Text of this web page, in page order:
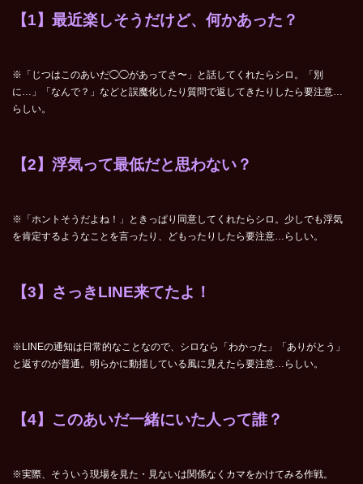
【1】最近楽しそうだけど、何かあった？
※「じつはこのあいだ◯◯があってさ〜」と話してくれたらシロ。「別
に…」「なんで？」などと誤魔化したり質問で返してきたりしたら要注意…
らしい。
【2】浮気って最低だと思わない？
※「ホントそうだよね！」ときっぱり同意してくれたらシロ。少しでも浮気
を肯定するようなことを言ったり、どもったりしたら要注意…らしい。
【3】さっきLINE来てたよ！
※LINEの通知は日常的なことなので、シロなら「わかった」「ありがとう」
と返すのが普通。明らかに動揺している風に見えたら要注意…らしい。
【4】このあいだ一緒にいた人って誰？
※実際、そういう現場を見た・見ないは関係なくカマをかけてみる作戦。